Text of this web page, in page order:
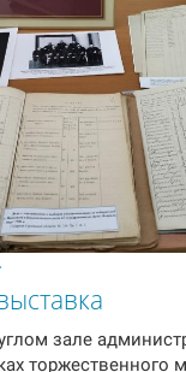
зале
торжественного